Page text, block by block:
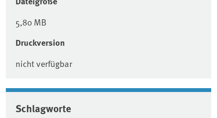
5,80 MB
Druckversion
nicht verfügbar
Schlagworte